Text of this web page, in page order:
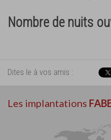
Nombre de nuits
Dites le à vos amis :
Les implantations